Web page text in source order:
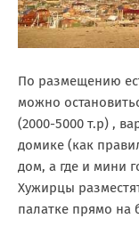
По размещению
можно
(2000-5000 т.р) ,
домике (как
дом, а где и мини
Хужирцы
палатке прямо на